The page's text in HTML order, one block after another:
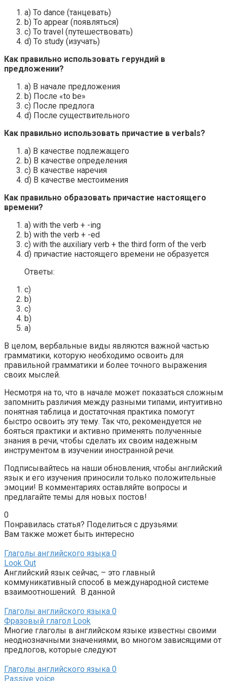
a) To dance (танцевать)
b) To appear (появляться)
c) To travel (путешествовать)
d) To study (изучать)
Как правильно использовать герундий в
предложении?
a) В начале предложения
b) После «to be»
c) После предлога
d) После существительного
Как правильно использовать причастие в verbals?
a) В качестве подлежащего
b) В качестве определения
c) В качестве наречия
d) В качестве местоимения
Как правильно образовать причастие настоящего
времени?
a) with the verb + -ing
b) with the verb + -ed
c) with the auxiliary verb + the third form of the verb
d) причастие настоящего времени не образуется
Ответы:
c)
b)
c)
b)
a)
В целом, вербальные виды являются важной частью
грамматики, которую необходимо освоить для
правильной грамматики и более точного выражения
своих мыслей.
Несмотря на то, что в начале может показаться сложным
запомнить различия между разными типами, интуитивно
понятная таблица и достаточная практика помогут
быстро освоить эту тему. Так что, рекомендуется не
бояться практики и активно применять полученные
знания в речи, чтобы сделать их своим надежным
инструментом в изучении иностранной речи.
Подписывайтесь на наши обновления, чтобы английский
язык и его изучения приносили только положительные
эмоции! В комментариях оставляйте вопросы и
предлагайте темы для новых постов!
0
Понравилась статья? Поделиться с друзьями:
Вам также может быть интересно
Глаголы английского языка 0
Look Out
Английский язык сейчас, – это главный
коммуникативный способ в международной системе
взаимоотношений. В данной
Глаголы английского языка 0
Фразовый глагол Look
Многие глаголы в английском языке известны своими
неоднозначными значениями, во многом зависящими от
предлогов, которые следуют
Глаголы английского языка 0
Passive voice